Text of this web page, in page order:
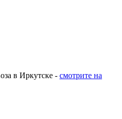
в Иркутске - смотрите на